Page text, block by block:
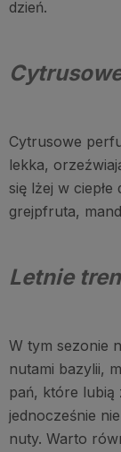
dzień.
Cytrusowe
lekka,
się lżej w
grejpfruta,
Letnie
W tym sezonie
nutami bazylii,
pań, które lubią
jednocześnie
nuty. Warto